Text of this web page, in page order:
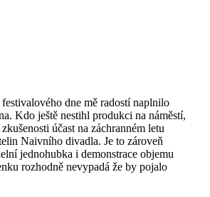
dne mě radostí naplnilo
Kdo ještě nestihl produkci na náměstí,
účast na záchranném letu
Naivního divadla. Je to zároveň
jednohubka i demonstrace objemu
rozhodně nevypadá že by pojalo